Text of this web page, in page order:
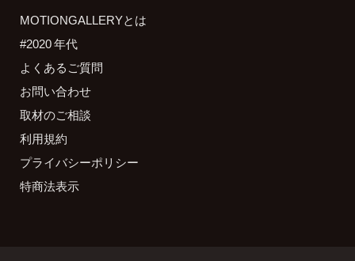
MOTIONGALLERYとは
#2020 年代
よくあるご質問
お問い合わせ
取材のご相談
利用規約
プライバシーポリシー
特商法表示